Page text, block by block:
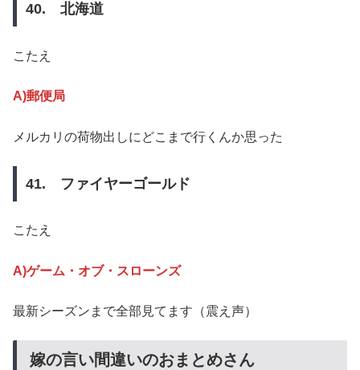
40. 北海道
こたえ
A)郵便局
メルカリの荷物出しにどこまで行くんか思った
41. ファイヤーゴールド
こたえ
A)ゲーム・オブ・スローンズ
最新シーズンまで全部見てます（震え声）
嫁の言い間違いのおまとめさん